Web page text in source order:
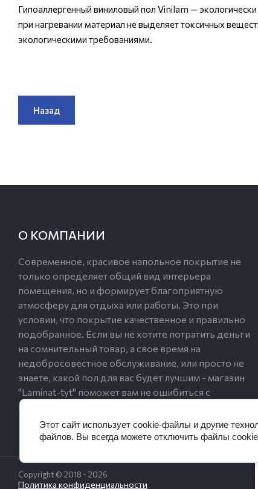
Гипоаллергенный виниловый пол Vinilam —
при нагревании материал не выделяет токсичных
экологическими требованиями.
Назад
О КОМПАНИИ
Современное, красивое напольное покрытие не
только определяет общий вид интерьера
помещения, но и формирует благоприятную
атмосферу для отдыха или работы. Это при
условии, что покрытие качественное и правильно
подобранное. Если вы не хотите потратить деньги
на сомнительный товар, а свое время на
недобросовестное обслуживание, или просто не
знаете, какой пол для вас будет лучшим - магазин
"Laminat-tyt" поможет вам не ошибиться с
выбором, и сделать удачную покупку.
Copyright © 2018 - 2026
Политика конфиденциальности
Этот сайт использует cookie-файлы и другие
файлов. Вы всегда можете отключить файлы